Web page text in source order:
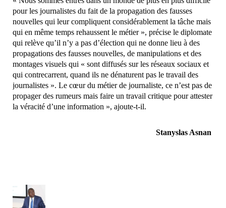
pour les journalistes du fait de la propagation des fausses
nouvelles qui leur compliquent considérablement la tâche mais
qui en même temps rehaussent le métier », précise le diplomate
qui relève qu’il n’y a pas d’élection qui ne donne lieu à des
propagations des fausses nouvelles, de manipulations et des
montages visuels qui « sont diffusés sur les réseaux sociaux et
qui contrecarrent, quand ils ne dénaturent pas le travail des
journalistes ». Le cœur du métier de journaliste, ce n’est pas de
propager des rumeurs mais faire un travail critique pour attester
la véracité d’une information », ajoute-t-il.
Stanyslas Asnan